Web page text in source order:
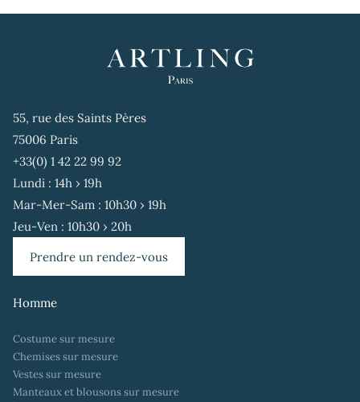
55, rue des Saints Pères
75006 Paris
+33(0) 1 42 22 99 92
Lundi : 14h › 19h
Mar-Mer-Sam : 10h30 › 19h
Jeu-Ven : 10h30 › 20h
Prendre un rendez-vous
Homme
Costume sur mesure
Chemises sur mesure
Vestes sur mesure
Manteaux et blousons sur mesure